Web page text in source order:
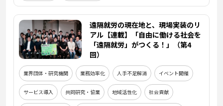
遠隔就労の現在地と、現場実装のリ
アル【連載】「自由に働ける社会を
「遠隔就労」がつくる！」（第4
回）
業界団体・研究機関 業務効率化 人手不足解消 イベント開催
サービス導入 共同研究・協業 地域活性化 社会貢献